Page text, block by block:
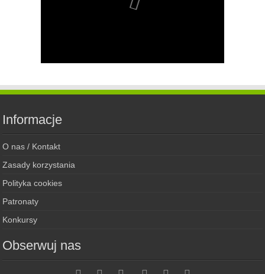
Informacje
O nas / Kontakt
Zasady korzystania
Polityka cookies
Patronaty
Konkursy
Obserwuj nas